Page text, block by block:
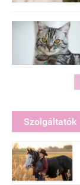
Szolgáltatók